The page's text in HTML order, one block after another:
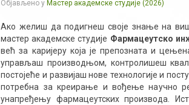
Објављено у Мастер академске студије (2026)
Ако желиш да подигнеш своје знање на
мастер академске студије Фармацеутско
већ за каријеру која је препозната и
управљаш производњом, контролишеш
постојеће и развијаш нове технологије и
потребна за креирање и вођење научно
унапређењу фармацеутских производа.